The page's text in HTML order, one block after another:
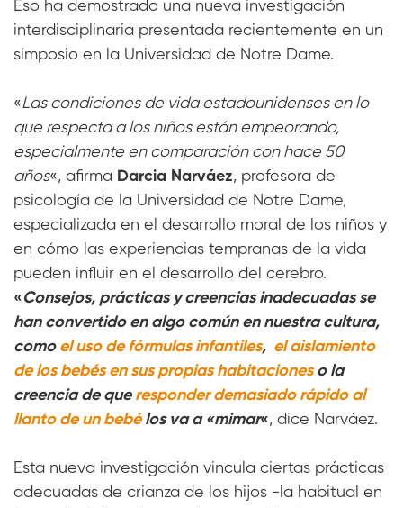
Eso ha demostrado una nueva investigación
interdisciplinaria presentada recientemente en un
simposio en la Universidad de Notre Dame.
«Las condiciones de vida estadounidenses en lo
que respecta a los niños están empeorando,
especialmente en comparación con hace 50
años«, afirma Darcia Narváez, profesora de
psicología de la Universidad de Notre Dame,
especializada en el desarrollo moral de los niños y
en cómo las experiencias tempranas de la vida
pueden influir en el desarrollo del cerebro.
«Consejos, prácticas y creencias inadecuadas se
han convertido en algo común en nuestra cultura,
como el uso de fórmulas infantiles, el aislamiento
de los bebés en sus propias habitacioneso la
creencia de que responder demasiado rápido al
llanto de un bebélos va a «mimar«, dice Narváez.
Esta nueva investigación vincula ciertas prácticas
adecuadas de crianza de los hijos -la habitual en